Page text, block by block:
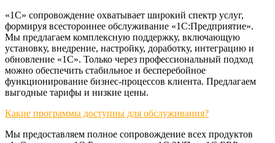
«1С» сопровождение охватывает широкий спектр услуг,
формируя всестороннее обслуживание «1С:Предприятие».
Мы предлагаем комплексную поддержку, включающую
установку, внедрение, настройку, доработку, интеграцию и
обновление «1С». Только через профессиональный подход
можно обеспечить стабильное и бесперебойное
функционирование бизнес-процессов клиента. Предлагаем
выгодные тарифы и низкие цены.
Какие программы доступны для обслуживания?
Мы предоставляем полное сопровождение всех продуктов